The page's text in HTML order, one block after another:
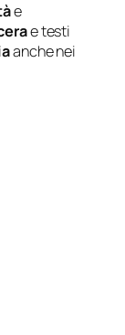
e
e testi
anche nei